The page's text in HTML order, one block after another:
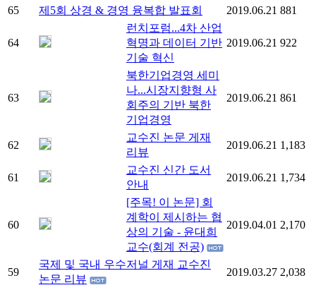
65
제5회 상경 & 경영 융복합 발표회 2019.06.21 881
64
런치포럼...4차 산업
혁명과 데이터 기반
기술 혁신
2019.06.21 922
63
북한기업경영 세미
나...시장지향형 사
회주의 기반 북한
기업경영
2019.06.21 861
62
교수진 논문 게재
리뷰
2019.06.21 1,183
61
교수진 신간 도서
안내
2019.06.21 1,734
60
[주목! 이 논문] 회
계학이 제시하는 협
상의 기술 - 윤대희
교수(회계 전공)
2019.04.01 2,170
59
국제 및 국내 우수저널 게재 교수진
논문 리뷰
2019.03.27 2,038